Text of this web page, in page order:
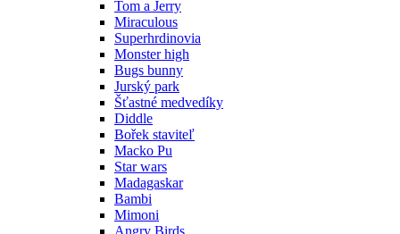
Tom a Jerry
Miraculous
Superhrdinovia
Monster high
Bugs bunny
Jurský park
Šťastné medvedíky
Diddle
Bořek staviteľ
Macko Pu
Star wars
Madagaskar
Bambi
Mimoni
Angry Birds